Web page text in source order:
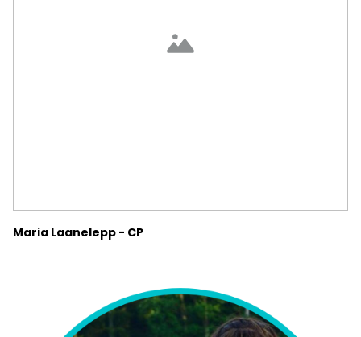
Maria Laanelepp - CP